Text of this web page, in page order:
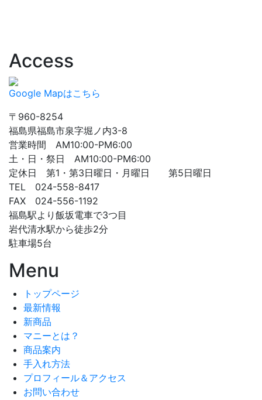
Access
Google Mapはこちら
〒960-8254
福島県福島市泉字堀ノ内3-8
営業時間 AM10:00-PM6:00
土・日・祭日 AM10:00-PM6:00
定休日 第1・第3日曜日・月曜日 第5日曜日
TEL 024-558-8417
FAX 024-556-1192
福島駅より飯坂電車で3つ目
岩代清水駅から徒歩2分
駐車場5台
Menu
トップページ
最新情報
新商品
マニーとは？
商品案内
手入れ方法
プロフィール＆アクセス
お問い合わせ